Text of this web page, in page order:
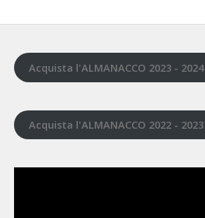
Acquista l'ALMANACCO 2023 - 2024
Acquista l'ALMANACCO 2022 - 2023